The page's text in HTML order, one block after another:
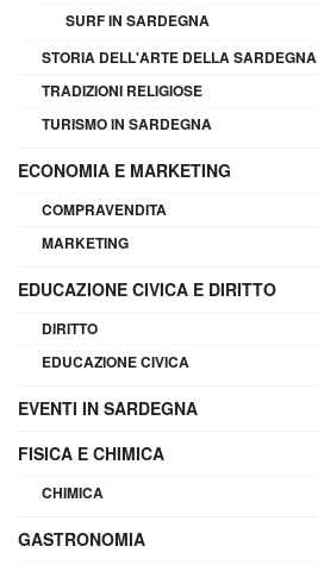
SURF IN SARDEGNA
STORIA DELL'ARTE DELLA SARDEGNA
TRADIZIONI RELIGIOSE
TURISMO IN SARDEGNA
ECONOMIA E MARKETING
COMPRAVENDITA
MARKETING
EDUCAZIONE CIVICA E DIRITTO
DIRITTO
EDUCAZIONE CIVICA
EVENTI IN SARDEGNA
FISICA E CHIMICA
CHIMICA
GASTRONOMIA